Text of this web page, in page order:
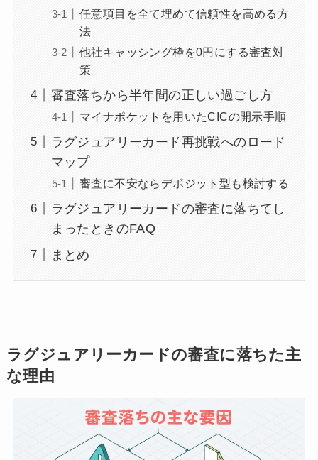
任意項目を全て埋めて信頼性を高める方
法
他社キャッシング枠を0円にする審査対
策
審査落ちから半年間の正しい過ごし方
マイナポケットを用いたCICの開示手順
ラグジュアリーカード再挑戦へのロード
マップ
審査に不安ならデポジット型も検討する
ラグジュアリーカードの審査に落ちてし
まったときのFAQ
まとめ
ラグジュアリーカードの審査に落ちた主
な理由